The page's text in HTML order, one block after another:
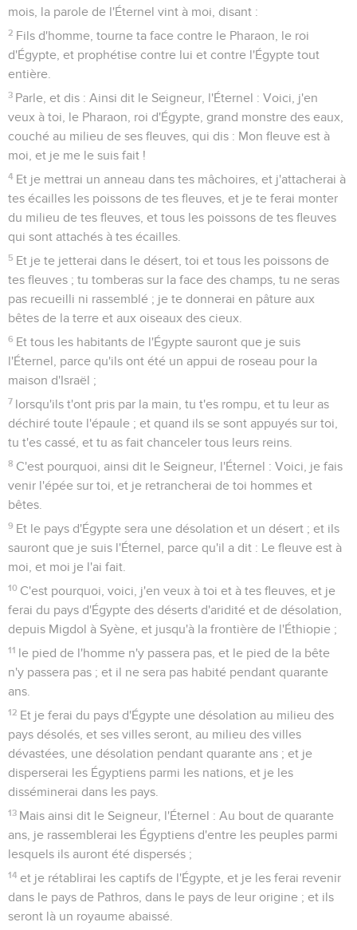
mois, la parole de l'Éternel vint à moi, disant :
2 Fils d'homme, tourne ta face contre le Pharaon, le roi
d'Égypte, et prophétise contre lui et contre l'Égypte tout
entière.
3 Parle, et dis : Ainsi dit le Seigneur, l'Éternel : Voici, j'en
veux à toi, le Pharaon, roi d'Égypte, grand monstre des eaux,
couché au milieu de ses fleuves, qui dis : Mon fleuve est à
moi, et je me le suis fait !
4 Et je mettrai un anneau dans tes mâchoires, et j'attacherai à
tes écailles les poissons de tes fleuves, et je te ferai monter
du milieu de tes fleuves, et tous les poissons de tes fleuves
qui sont attachés à tes écailles.
5 Et je te jetterai dans le désert, toi et tous les poissons de
tes fleuves ; tu tomberas sur la face des champs, tu ne seras
pas recueilli ni rassemblé ; je te donnerai en pâture aux
bêtes de la terre et aux oiseaux des cieux.
6 Et tous les habitants de l'Égypte sauront que je suis
l'Éternel, parce qu'ils ont été un appui de roseau pour la
maison d'Israël ;
7 lorsqu'ils t'ont pris par la main, tu t'es rompu, et tu leur as
déchiré toute l'épaule ; et quand ils se sont appuyés sur toi,
tu t'es cassé, et tu as fait chanceler tous leurs reins.
8 C'est pourquoi, ainsi dit le Seigneur, l'Éternel : Voici, je fais
venir l'épée sur toi, et je retrancherai de toi hommes et
bêtes.
9 Et le pays d'Égypte sera une désolation et un désert ; et ils
sauront que je suis l'Éternel, parce qu'il a dit : Le fleuve est à
moi, et moi je l'ai fait.
10 C'est pourquoi, voici, j'en veux à toi et à tes fleuves, et je
ferai du pays d'Égypte des déserts d'aridité et de désolation,
depuis Migdol à Syène, et jusqu'à la frontière de l'Éthiopie ;
11 le pied de l'homme n'y passera pas, et le pied de la bête
n'y passera pas ; et il ne sera pas habité pendant quarante
ans.
12 Et je ferai du pays d'Égypte une désolation au milieu des
pays désolés, et ses villes seront, au milieu des villes
dévastées, une désolation pendant quarante ans ; et je
disperserai les Égyptiens parmi les nations, et je les
disséminerai dans les pays.
13 Mais ainsi dit le Seigneur, l'Éternel : Au bout de quarante
ans, je rassemblerai les Égyptiens d'entre les peuples parmi
lesquels ils auront été dispersés ;
14 et je rétablirai les captifs de l'Égypte, et je les ferai revenir
dans le pays de Pathros, dans le pays de leur origine ; et ils
seront là un royaume abaissé.